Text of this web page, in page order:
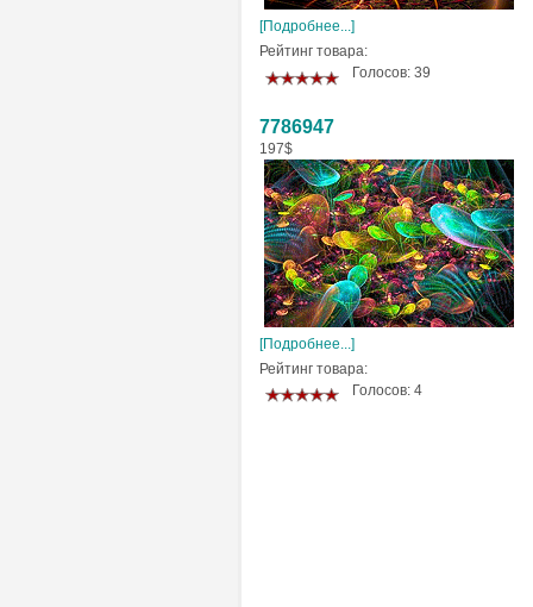
[Подробнее...]
Рейтинг товара:
Голосов: 39
7786947
197$
[Подробнее...]
Рейтинг товара:
Голосов: 4